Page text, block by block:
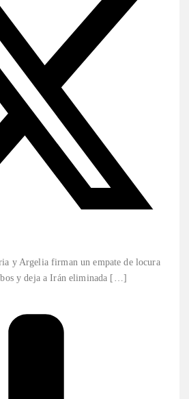
y Argelia firman un empate de locura
y deja a Irán eliminada […]